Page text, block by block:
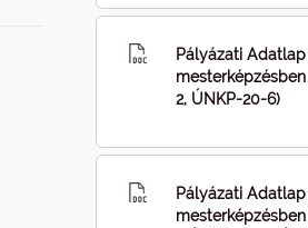
Pályázati
2, ÚNKP-20-6)
Pályázati